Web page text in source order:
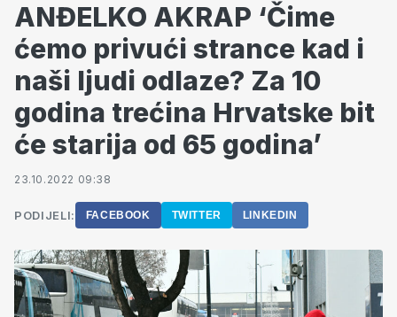
ANĐELKO AKRAP ‘Čime
ćemo privući strance kad i
naši ljudi odlaze? Za 10
godina trećina Hrvatske bit
će starija od 65 godina’
23.10.2022 09:38
PODIJELI: FACEBOOK TWITTER LINKEDIN